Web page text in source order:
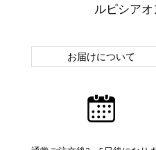
ルピシア
お届けについて